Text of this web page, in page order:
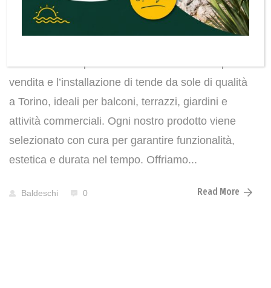
misura a Torino
vendita e l’installazione di tende da sole di qualità
a Torino, ideali per balconi, terrazzi, giardini e
attività commerciali. Ogni nostro prodotto viene
selezionato con cura per garantire funzionalità,
estetica e durata nel tempo. Offriamo...
Baldeschi 0 Read More